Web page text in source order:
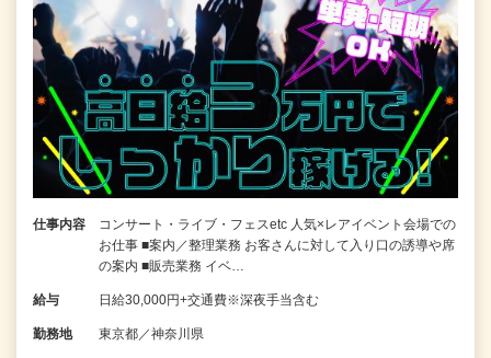
仕事内容
コンサート・ライブ・フェスetc 人気×レアイベント会場での
お仕事 ■案内／整理業務 お客さんに対して入り口の誘導や席
の案内 ■販売業務 イベ…
給与 日給30,000円+交通費※深夜手当含む
勤務地 東京都／神奈川県